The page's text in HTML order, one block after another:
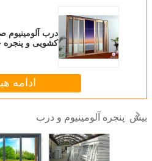
درب
کشویی و
ادامه
بیش پنجره آلومینیوم و درب